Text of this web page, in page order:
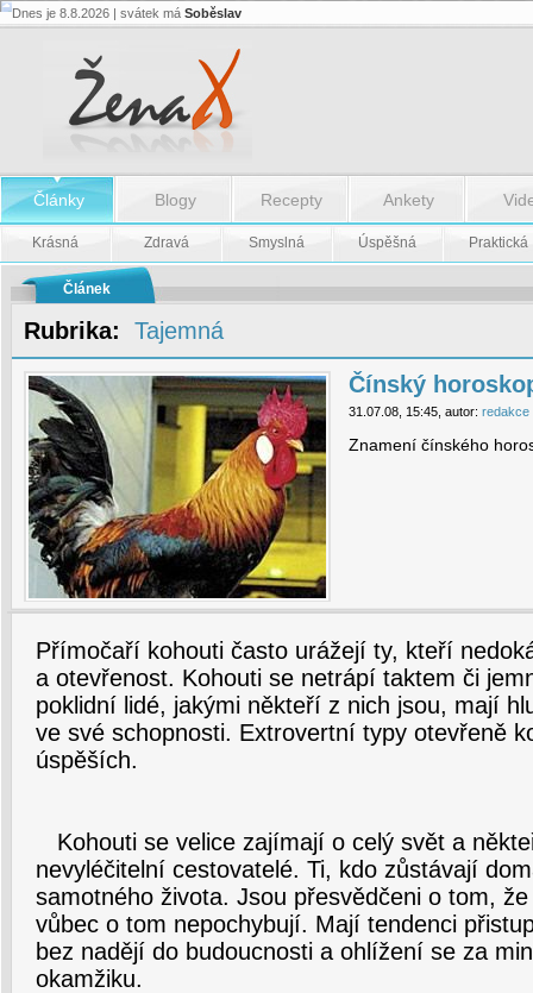
Čínský
Dnes je 8.8.2026 | svátek má Soběslav
Články Blogy Recepty Ankety
Krásná Zdravá Smyslná Úspěšná Praktická
Článek
Rubrika: Tajemná
Čínský
31.07.08, 15:45, autor: redakce
Znamení čínského
Přímočaří kohouti často urážejí ty, kteří
a otevřenost. Kohouti se netrápí taktem či
poklidní lidé, jakými někteří z nich jsou, mají
ve své schopnosti. Extrovertní typy otevřeně
úspěších.
Kohouti se velice zajímají o celý svět a
nevyléčitelní cestovatelé. Ti, kdo zůstávají
samotného života. Jsou přesvědčeni o tom,
vůbec o tom nepochybují. Mají tendenci
bez nadějí do budoucnosti a ohlížení se za
okamžiku.